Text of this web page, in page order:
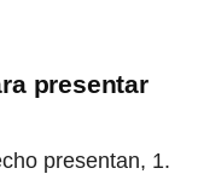
presentar
presentan, 1.